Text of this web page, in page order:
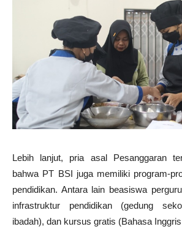
Lebih lanjut, pria asal Pesanggaran
bahwa PT BSI juga memiliki program-
pendidikan. Antara lain beasiswa
infrastruktur pendidikan (gedung
ibadah), dan kursus gratis (Bahasa